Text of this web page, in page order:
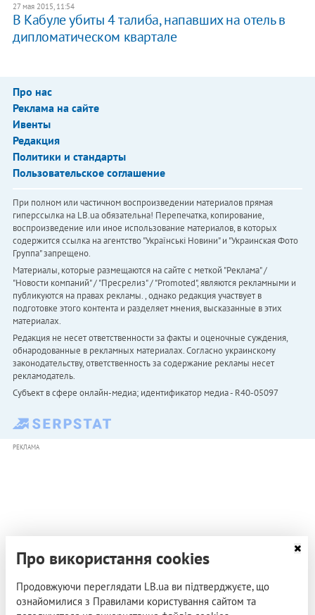
27 мая 2015, 11:54
В Кабуле убиты 4 талиба, напавших на отель в
дипломатическом квартале
Про нас
Реклама на сайте
Ивенты
Редакция
Политики и стандарты
Пользовательское соглашение
При полном или частичном воспроизведении материалов прямая
гиперссылка на LB.ua обязательна! Перепечатка, копирование,
воспроизведение или иное использование материалов, в которых
содержится ссылка на агентство "Українськi Новини" и "Украинская Фото
Группа" запрещено.
Материалы, которые размещаются на сайте с меткой "Реклама" /
"Новости компаний" / "Пресрелиз" / "Promoted", являются рекламными и
публикуются на правах рекламы. , однако редакция участвует в
подготовке этого контента и разделяет мнения, высказанные в этих
материалах.
Редакция не несет ответственности за факты и оценочные суждения,
обнародованные в рекламных материалах. Согласно украинскому
законодательству, ответственность за содержание рекламы несет
рекламодатель.
Субъект в сфере онлайн-медиа; идентификатор медиа - R40-05097
РЕКЛАМА
Про використання cookies
Продовжуючи переглядати LB.ua ви підтверджуєте, що
ознайомилися з Правилами користування сайтом та